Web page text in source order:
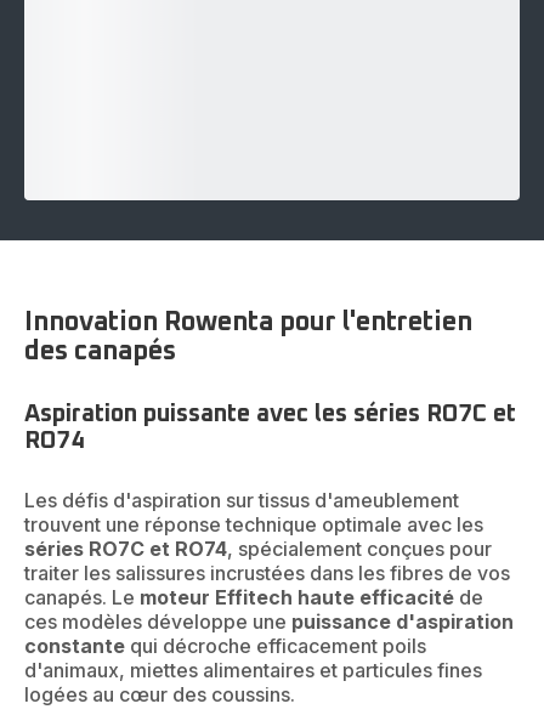
Innovation Rowenta pour l'entretien
des canapés
Aspiration puissante avec les séries RO7C et
RO74
Les défis d'aspiration sur tissus d'ameublement
trouvent une réponse technique optimale avec les
séries RO7C et RO74, spécialement conçues pour
traiter les salissures incrustées dans les fibres de vos
canapés. Le moteur Effitech haute efficacité de
ces modèles développe une puissance d'aspiration
constante qui décroche efficacement poils
d'animaux, miettes alimentaires et particules fines
logées au cœur des coussins.